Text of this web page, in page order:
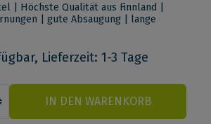
| Höchste Qualität aus Finnland |
| gute Absaugung | lange
Lieferzeit: 1-3 Tage
IN DEN WARENKORB